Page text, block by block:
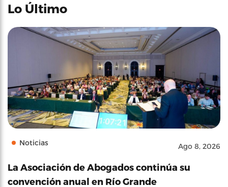
Lo Último
Noticias Ago 8, 2026
La Asociación de Abogados continúa su
convención anual en Río Grande